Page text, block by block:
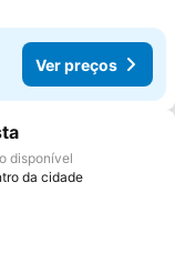
Ver preços
favoritos
disponível
da cidade